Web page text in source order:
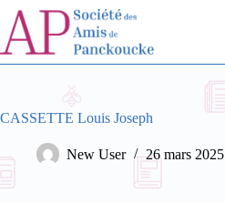
Passer
contenu
CASSETTE Louis Joseph
New User 26 mars 2025